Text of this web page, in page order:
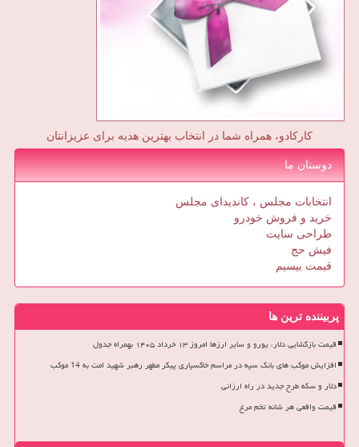
کارکادو، همراه شما در انتخاب بهترین هدیه برای عزیزانتان
دوستان ما
انتخابات مجلس ، کاندیدای مجلس
خرید و فروش خودرو
طراحی سایت
فیش حج
قیمت بیسیم
پربیننده ترین ها
قیمت بازگشایی دلار، یورو و سایر ارزها امروز ۱۳ خرداد ۱۴۰۵ بهمراه جدول
افزایش موکب های بانک سپه در مراسم خاکسپاری پیکر مطهر رهبر شهید امت به 14 موکب
دلار و سکه طرح جدید در راه ارزانی
قیمت واقعی هر شانه تخم مرغ